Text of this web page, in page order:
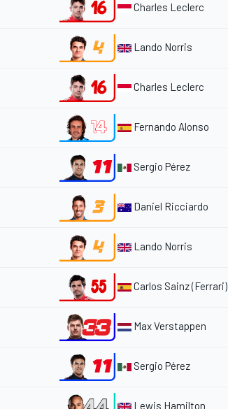
Charles Leclerc
Lando Norris
Charles Leclerc
Fernando Alonso
Sergio Pérez
Daniel Ricciardo
Lando Norris
Carlos Sainz (Ferrari)
Max Verstappen
Sergio Pérez
Lewis Hamilton